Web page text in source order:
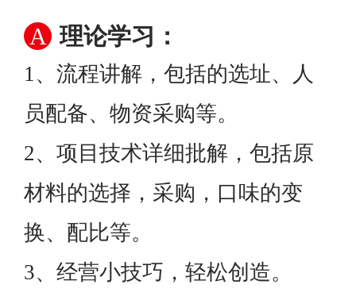
A 理论学习：
1、流程讲解，包括的选址、人
员配备、物资采购等。
2、项目技术详细批解，包括原
材料的选择，采购，口味的变
换、配比等。
3、经营小技巧，轻松创造。